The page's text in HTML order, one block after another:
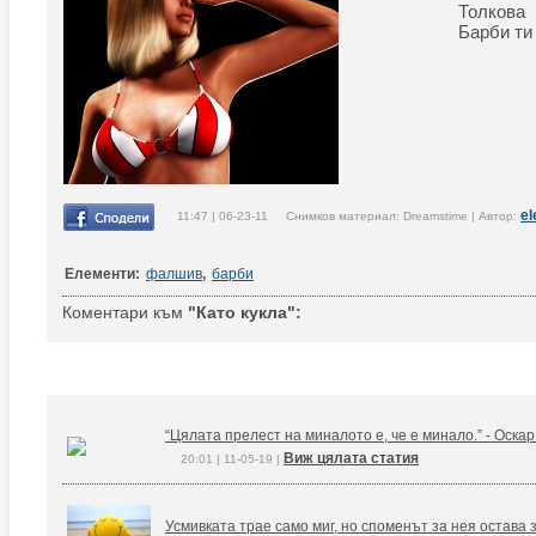
Барби
11:47 | 06-23-11 Снимков материал: Dreamstime | Автор:
Елементи: фалшив, барби
Коментари към "Като кукла":
“Цялата прелест на миналото е, че е минало.” -
20:01 | 11-05-19 | Виж цялата статия
Усмивката трае само миг, но споменът за нея остава